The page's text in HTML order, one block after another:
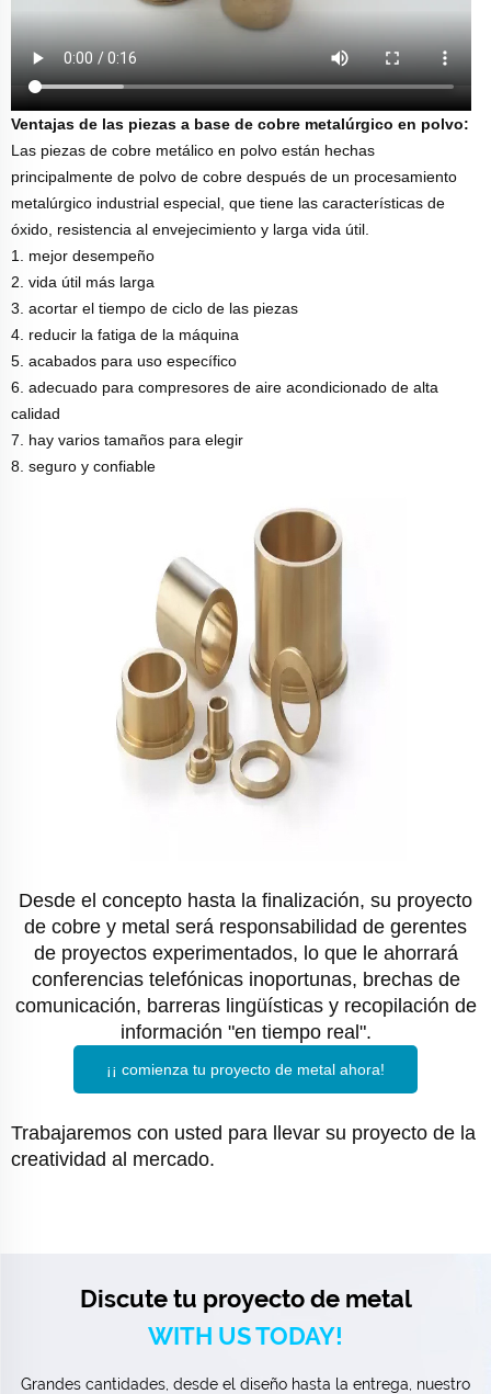
Ventajas de las piezas a base de cobre metalúrgico en polvo:
Las piezas de cobre metálico en polvo están hechas
principalmente de polvo de cobre después de un procesamiento
metalúrgico industrial especial, que tiene las características de
óxido, resistencia al envejecimiento y larga vida útil.
1. mejor desempeño
2. vida útil más larga
3. acortar el tiempo de ciclo de las piezas
4. reducir la fatiga de la máquina
5. acabados para uso específico
6. adecuado para compresores de aire acondicionado de alta
calidad
7. hay varios tamaños para elegir
8. seguro y confiable
Desde el concepto hasta la finalización, su proyecto
de cobre y metal será responsabilidad de gerentes
de proyectos experimentados, lo que le ahorrará
conferencias telefónicas inoportunas, brechas de
comunicación, barreras lingüísticas y recopilación de
información "en tiempo real".
¡¡ comienza tu proyecto de metal ahora!
Trabajaremos con usted para llevar su proyecto de la
creatividad al mercado.
Discute tu proyecto de metal
WITH US TODAY!
Grandes cantidades, desde el diseño hasta la entrega, nuestro